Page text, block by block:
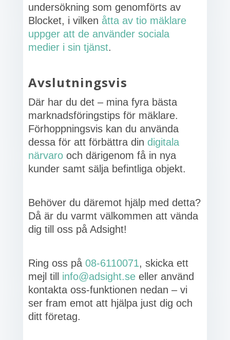
undersökning som genomförts av
Blocket, i vilken åtta av tio mäklare
uppger att de använder sociala
medier i sin tjänst.
Avslutningsvis
Där har du det – mina fyra bästa
marknadsföringstips för mäklare.
Förhoppningsvis kan du använda
dessa för att förbättra din digitala
närvarooch därigenom få in nya
kunder samt sälja befintliga objekt.
Behöver du däremot hjälp med detta?
Då är du varmt välkommen att vända
dig till oss på Adsight!
Ring oss på 08-6110071, skicka ett
mejl till info@adsight.seeller använd
kontakta oss-funktionen nedan – vi
ser fram emot att hjälpa just dig och
ditt företag.